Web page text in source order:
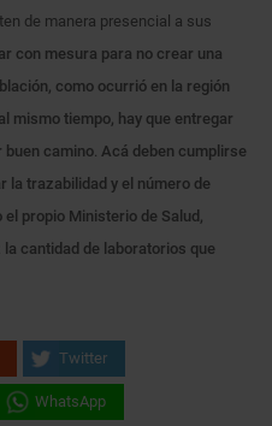
de manera presencial a sus
con mesura para no crear una
como ocurrió en la región
mismo tiempo, hay que entregar
buen camino. Acá deben cumplirse
la trazabilidad y el número de
propio Ministerio de Salud,
cantidad de laboratorios que
Twitter
WhatsApp